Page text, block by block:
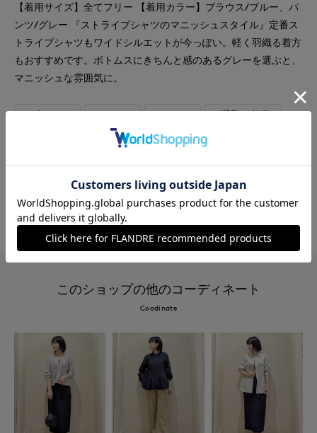
【着用サイズ】全てフリー 【着用カラー】ブラウス/ブルー、パ
ンツ/グレー 『ストライプシャツのマニッシュスタイル』定番ス
トライプシャツもワイドシルエットが今っぽい。軽く羽織る着方
もおすすめです。ボトムスにきちんと感のあるグレーを選ぶと、
マニッシュな雰囲気に。
#ブラウス #パンツ #シャツ #通勤・仕事
#オフィスカジュアル #リラックス
#ウォッシャブル #イージーケア #大きいサイズ
#ストライプ #カジュアル #マニッシュ
#トラッド #骨格ウェーブ
このショップの他のコーディネート
Coodinate